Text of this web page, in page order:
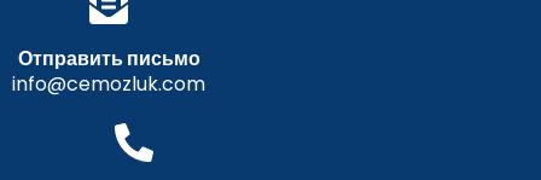
Отправить письмо
info@cemozluk.com